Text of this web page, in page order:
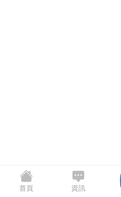
首頁 資訊